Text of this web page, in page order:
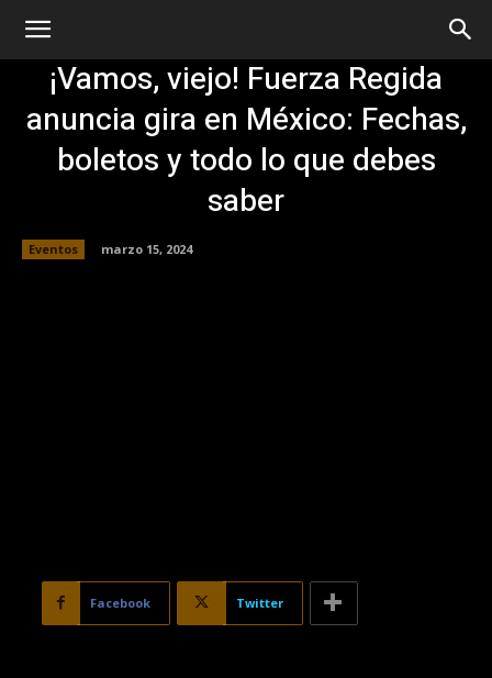
¡Vamos, viejo! Fuerza Regida
anuncia gira en México: Fechas,
boletos y todo lo que debes
saber
Eventos marzo 15, 2024
Facebook Twitter